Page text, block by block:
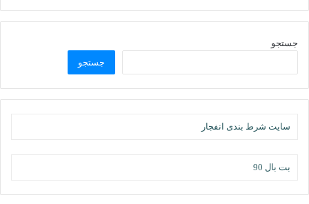
جستجو
جستجو
سایت شرط بندی انفجار
بت بال 90